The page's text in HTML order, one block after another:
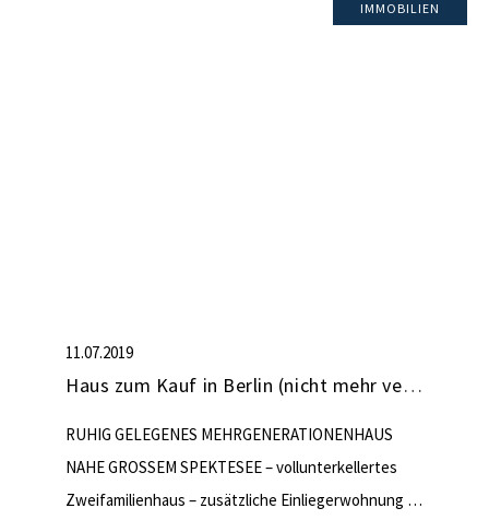
(2013) – 3 Wohnungen im Hauptgebäude und 1
IMMOBILIEN
11.07.2019
Haus zum Kauf in Berlin (nicht mehr verfügbar)
RUHIG GELEGENES MEHRGENERATIONENHAUS
NAHE GROSSEM SPEKTESEE – vollunterkellertes
Zweifamilienhaus – zusätzliche Einliegerwohnung im